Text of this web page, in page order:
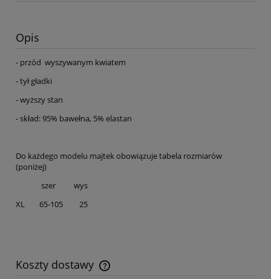
Opis
- przód wyszywanym kwiatem
- tył gładki
- wyższy stan
- skład: 95% bawełna, 5% elastan
Do każdego modelu majtek obowiązuje tabela rozmiarów
(poniżej)
szer wys
XL 65-105 25
Koszty dostawy
Cena nie zawiera ewentualnych kosztów płatności